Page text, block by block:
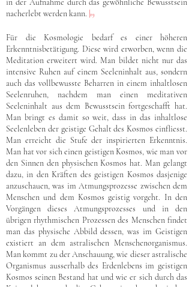
in der Aufnahme durch das gewöhnliche Bewusstsein
nacherlebt werden kann. 19
Für die Kosmologie bedarf es einer höheren
Erkenntnisbetätigung. Diese wird erworben, wenn die
Meditation erweitert wird. Man bildet nicht nur das
intensive Ruhen auf einem Seeleninhalt aus, sondern
auch das vollbewusste Beharren in einem inhaltlosen
Seelenruhen, nachdem man einen meditativen
Seeleninhalt aus dem Bewusstsein fortgeschafft hat.
Man bringt es damit so weit, dass in das inhaltlose
Seelenleben der geistige Gehalt des Kosmos einfliesst.
Man erreicht die Stufe der inspirierten Erkenntnis.
Man hat vor sich einen geistigen Kosmos, wie man vor
den Sinnen den physischen Kosmos hat. Man gelangt
dazu, in den Kräften des geistigen Kosmos dasjenige
anzuschauen, was im Atmungsprozesse zwischen dem
Menschen und dem Kosmos geistig vorgeht. In den
Vorgängen dieses Atmungsprozesses und in den
übrigen rhythmischen Prozessen des Menschen findet
man das physische Abbild dessen, was im Geistigen
existiert an dem astralischen Menschenorganismus.
Man kommt zu der Anschauung, wie dieser astralische
Organismus ausserhalb des Erdenlebens im geistigen
Kosmos seinen Bestand hat und wie er sich durch das